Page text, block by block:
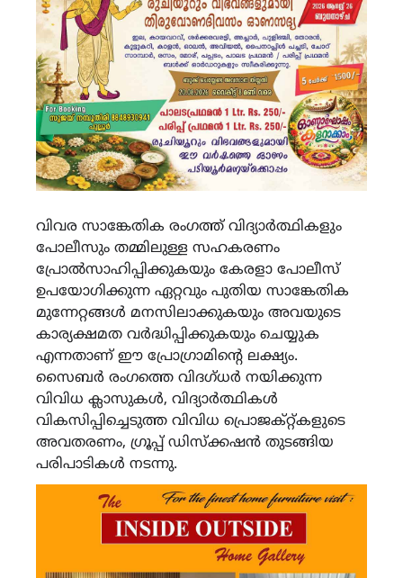
വിവര സാങ്കേതിക രംഗത്ത് വിദ്യാര്‍ത്ഥികളും
പോലീസും തമ്മിലുള്ള സഹകരണം
പ്രോല്‍സാഹിപ്പിക്കുകയും കേരളാ പോലീസ്
ഉപയോഗിക്കുന്ന ഏറ്റവും പുതിയ സാങ്കേതിക
മുന്നേറ്റങ്ങള്‍ മനസിലാക്കുകയും അവയുടെ
കാര്യക്ഷമത വര്‍ദ്ധിപ്പിക്കുകയും ചെയ്യുക
എന്നതാണ് ഈ പ്രോഗ്രാമിന്റെ ലക്ഷ്യം.
സൈബര്‍ രംഗത്തെ വിദഗ്ധര്‍ നയിക്കുന്ന
വിവിധ ക്ലാസുകള്‍, വിദ്യാര്‍ത്ഥികള്‍
വികസിപ്പിച്ചെടുത്ത വിവിധ പ്രൊജക്റ്റ്കളുടെ
അവതരണം, ഗ്രൂപ്പ് ഡിസ്‌ക്കഷന്‍ തുടങ്ങിയ
പരിപാടികള്‍ നടന്നു.